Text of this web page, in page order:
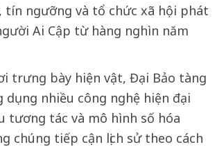
tín ngưỡng và tổ chức xã hội phát
Ai Cập từ hàng nghìn năm
trưng bày hiện vật, Đại Bảo tàng
dụng nhiều công nghệ hiện đại
tương tác và mô hình số hóa
chúng tiếp cận lịch sử theo cách